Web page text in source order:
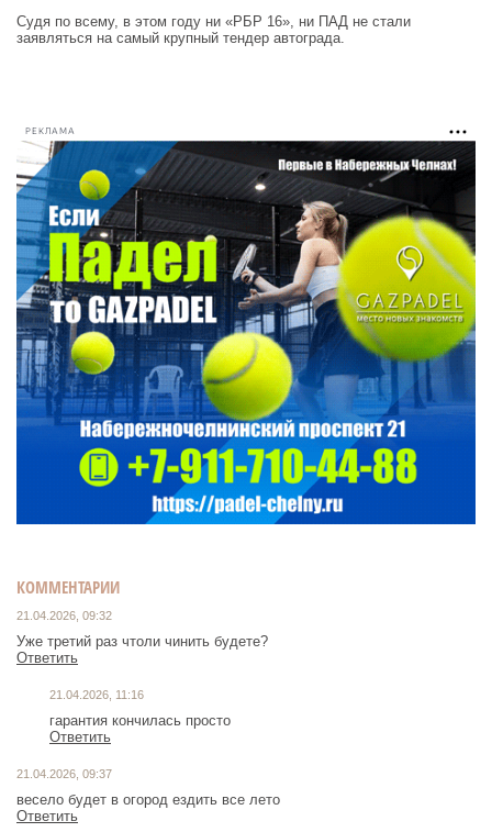
Судя по всему, в этом году ни «РБР 16», ни ПАД не стали
заявляться на самый крупный тендер автограда.
РЕКЛАМА
КОММЕНТАРИИ
21.04.2026, 09:32
Уже третий раз чтоли чинить будете?
Ответить
21.04.2026, 11:16
гарантия кончилась просто
Ответить
21.04.2026, 09:37
весело будет в огород ездить все лето
Ответить